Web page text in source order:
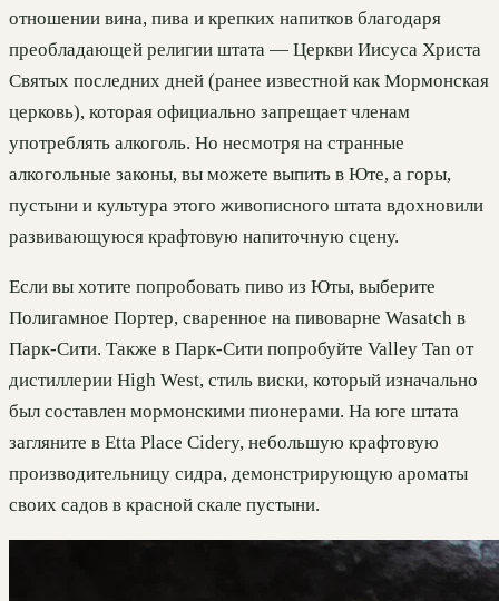
отношении вина, пива и крепких напитков благодаря
преобладающей религии штата — Церкви Иисуса Христа
Святых последних дней (ранее известной как Мормонская
церковь), которая официально запрещает членам
употреблять алкоголь. Но несмотря на странные
алкогольные законы, вы можете выпить в Юте, а горы,
пустыни и культура этого живописного штата вдохновили
развивающуюся крафтовую напиточную сцену.
Если вы хотите попробовать пиво из Юты, выберите
Полигамное Портер, сваренное на пивоварне Wasatch в
Парк-Сити. Также в Парк-Сити попробуйте Valley Tan от
дистиллерии High West, стиль виски, который изначально
был составлен мормонскими пионерами. На юге штата
загляните в Etta Place Cidery, небольшую крафтовую
производительницу сидра, демонстрирующую ароматы
своих садов в красной скале пустыни.